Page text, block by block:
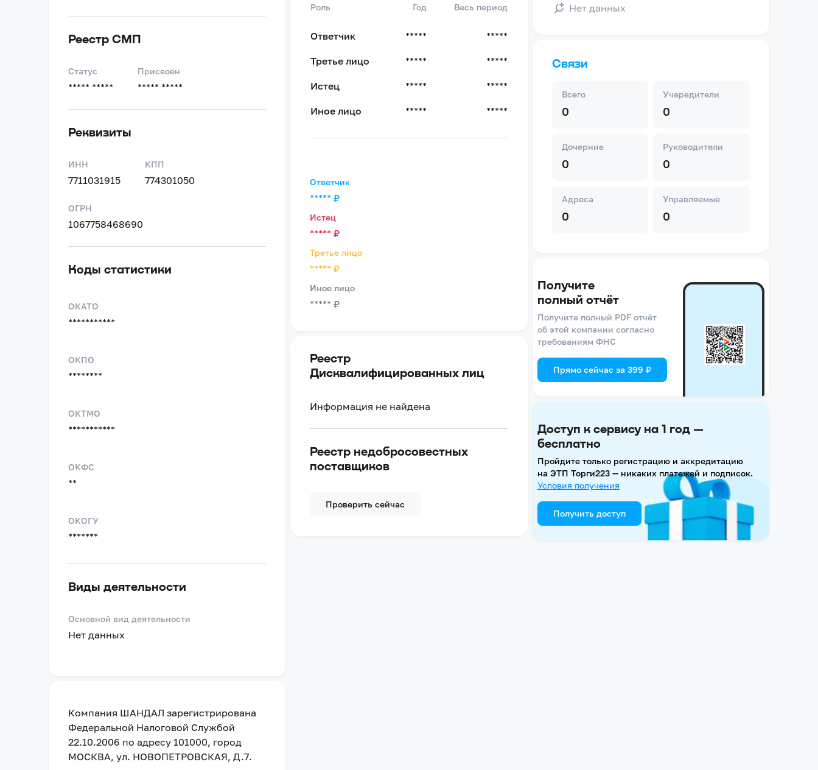
Реестр СМП
Статус
***** *****
Присвоен
***** *****
Реквизиты
ИНН
7711031915
КПП
774301050
ОГРН
1067758468690
Коды статистики
ОКАТО
***********
ОКПО
********
ОКТМО
***********
ОКФС
**
ОКОГУ
*******
Виды деятельности
Основной вид деятельности
Нет данных
Компания ШАНДАЛ зарегистрирована
Федеральной Налоговой Службой
22.10.2006 по адресу 101000, город
МОСКВА, ул. НОВОПЕТРОВСКАЯ, Д.7.
Роль Год Весь период
Ответчик ***** *****
Третье лицо ***** *****
Истец ***** *****
Иное лицо ***** *****
Ответчик
***** ₽
Истец
***** ₽
Третье лицо
***** ₽
Иное лицо
***** ₽
Реестр
Дисквалифицированных лиц
Информация не найдена
Реестр недобросовестных
поставщиков
Проверить сейчас
Нет данных
Связи
Всего
0
Учередители
0
Дочерние
0
Руководители
0
Адреса
0
Управляемые
0
Получите
полный отчёт
Получите полный PDF отчёт
об этой компании согласно
требованиям ФНС
Прямо сейчас за 399 ₽
Доступ к сервису на 1 год —
бесплатно
Пройдите только регистрацию и аккредитацию
на ЭТП Торги223 — никаких платежей и подписок.
Условия получения
Получить доступ